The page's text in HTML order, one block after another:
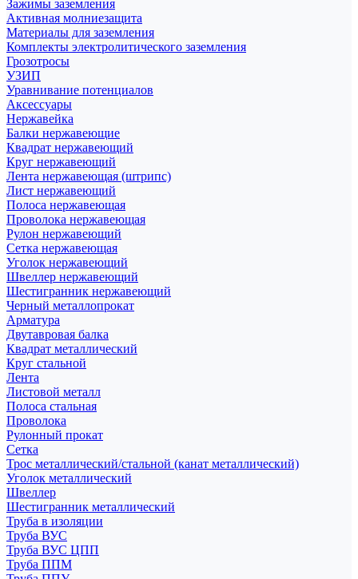
Зажимы заземления
Активная молниезащита
Материалы для заземления
Комплекты электролитического заземления
Грозотросы
УЗИП
Уравнивание потенциалов
Аксессуары
Нержавейка
Балки нержавеющие
Квадрат нержавеющий
Круг нержавеющий
Лента нержавеющая (штрипс)
Лист нержавеющий
Полоса нержавеющая
Проволока нержавеющая
Рулон нержавеющий
Сетка нержавеющая
Уголок нержавеющий
Швеллер нержавеющий
Шестигранник нержавеющий
Черный металлопрокат
Арматура
Двутавровая балка
Квадрат металлический
Круг стальной
Лента
Листовой металл
Полоса стальная
Проволока
Рулонный прокат
Сетка
Трос металлический/стальной (канат металлический)
Уголок металлический
Швеллер
Шестигранник металлический
Труба в изоляции
Труба ВУС
Труба ВУС ЦПП
Труба ППМ